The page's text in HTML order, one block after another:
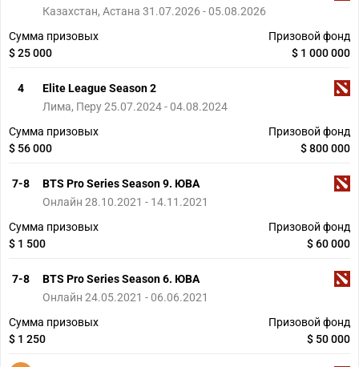
Казахстан, Астана 31.07.2026 - 05.08.2026
Сумма призовых
$ 25 000
Призовой фонд
$ 1 000 000
4
Elite League Season 2
Лима, Перу 25.07.2024 - 04.08.2024
Сумма призовых
$ 56 000
Призовой фонд
$ 800 000
7-8
BTS Pro Series Season 9. ЮВА
Онлайн 28.10.2021 - 14.11.2021
Сумма призовых
$ 1 500
Призовой фонд
$ 60 000
7-8
BTS Pro Series Season 6. ЮВА
Онлайн 24.05.2021 - 06.06.2021
Сумма призовых
$ 1 250
Призовой фонд
$ 50 000